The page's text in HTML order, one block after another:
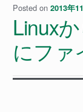
ッ
プ
Posted on 2013年
Linux
にファ